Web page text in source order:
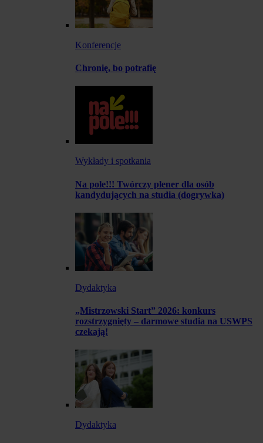
Konferencje
Chronię, bo potrafię
Wykłady i spotkania
Na pole!!! Twórczy plener dla osób
kandydujących na studia (dogrywka)
Dydaktyka
„Mistrzowski Start” 2026: konkurs
rozstrzygnięty – darmowe studia na USWPS
czekają!
Dydaktyka